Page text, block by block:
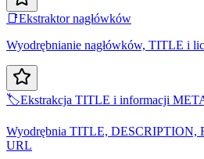
📑Ekstraktor nagłówków
Wyodrębnianie nagłówków, TITLE i
🏷️Ekstrakcja TITLE i informacji
Wyodrębnia TITLE,
URL